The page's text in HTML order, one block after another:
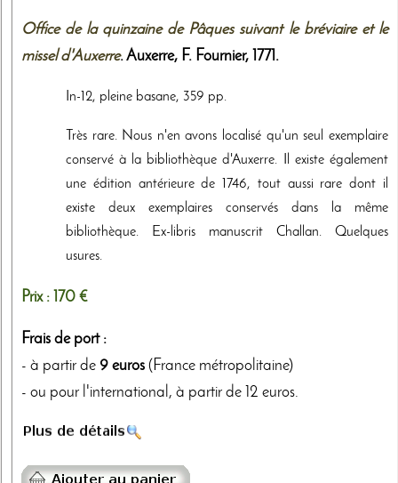
Office de la quinzaine de Pâques suivant le bréviaire et le
missel d'Auxerre. Auxerre, F. Fournier, 1771 .
In-12, pleine basane, 359 pp.
Très rare. Nous n'en avons localisé qu'un seul exemplaire
conservé à la bibliothèque d'Auxerre. Il existe également
une édition antérieure de 1746, tout aussi rare dont il
existe deux exemplaires conservés dans la même
bibliothèque. Ex-libris manuscrit Challan. Quelques
usures.
Prix : 170 €
Frais de port :
- à partir de 9 euros (France métropolitaine)
- ou pour l'international, à partir de 12 euros.